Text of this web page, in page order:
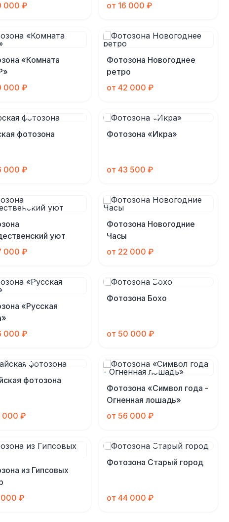
000 ₽
от 16 000 ₽
«Комната
000 ₽
Фотозона Новогоднее
ретро
от 42 000 ₽
фотозона
000 ₽
Фотозона «Икра»
от 43 500 ₽
уют
000 ₽
Фотозона Новогодние
Часы
от 22 000 ₽
«Русская
000 ₽
Фотозона Бохо
от 50 000 ₽
фотозона
000 ₽
Фотозона «Символ года -
Огненная лошадь»
от 56 000 ₽
из Гипсовых
000 ₽
Фотозона Старый город
от 44 000 ₽